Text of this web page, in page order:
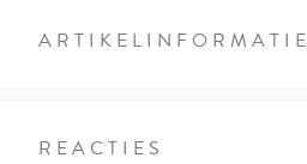
ARTIKELINFORMATIE
REACTIES